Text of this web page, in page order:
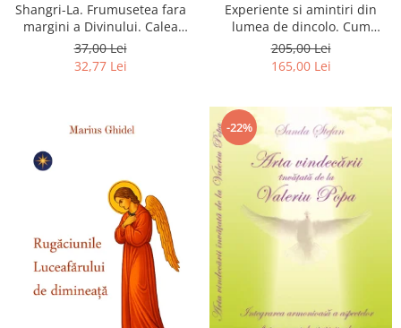
Shangri-La. Frumusetea fara
margini a Divinului. Calea
catre fericire
37,00 Lei
32,77 Lei
Experiente si amintiri din
lumea de dincolo. Cum
obtinem puteri
extrasenzoriale - cu exercitii
205,00 Lei
165,00 Lei
-22%